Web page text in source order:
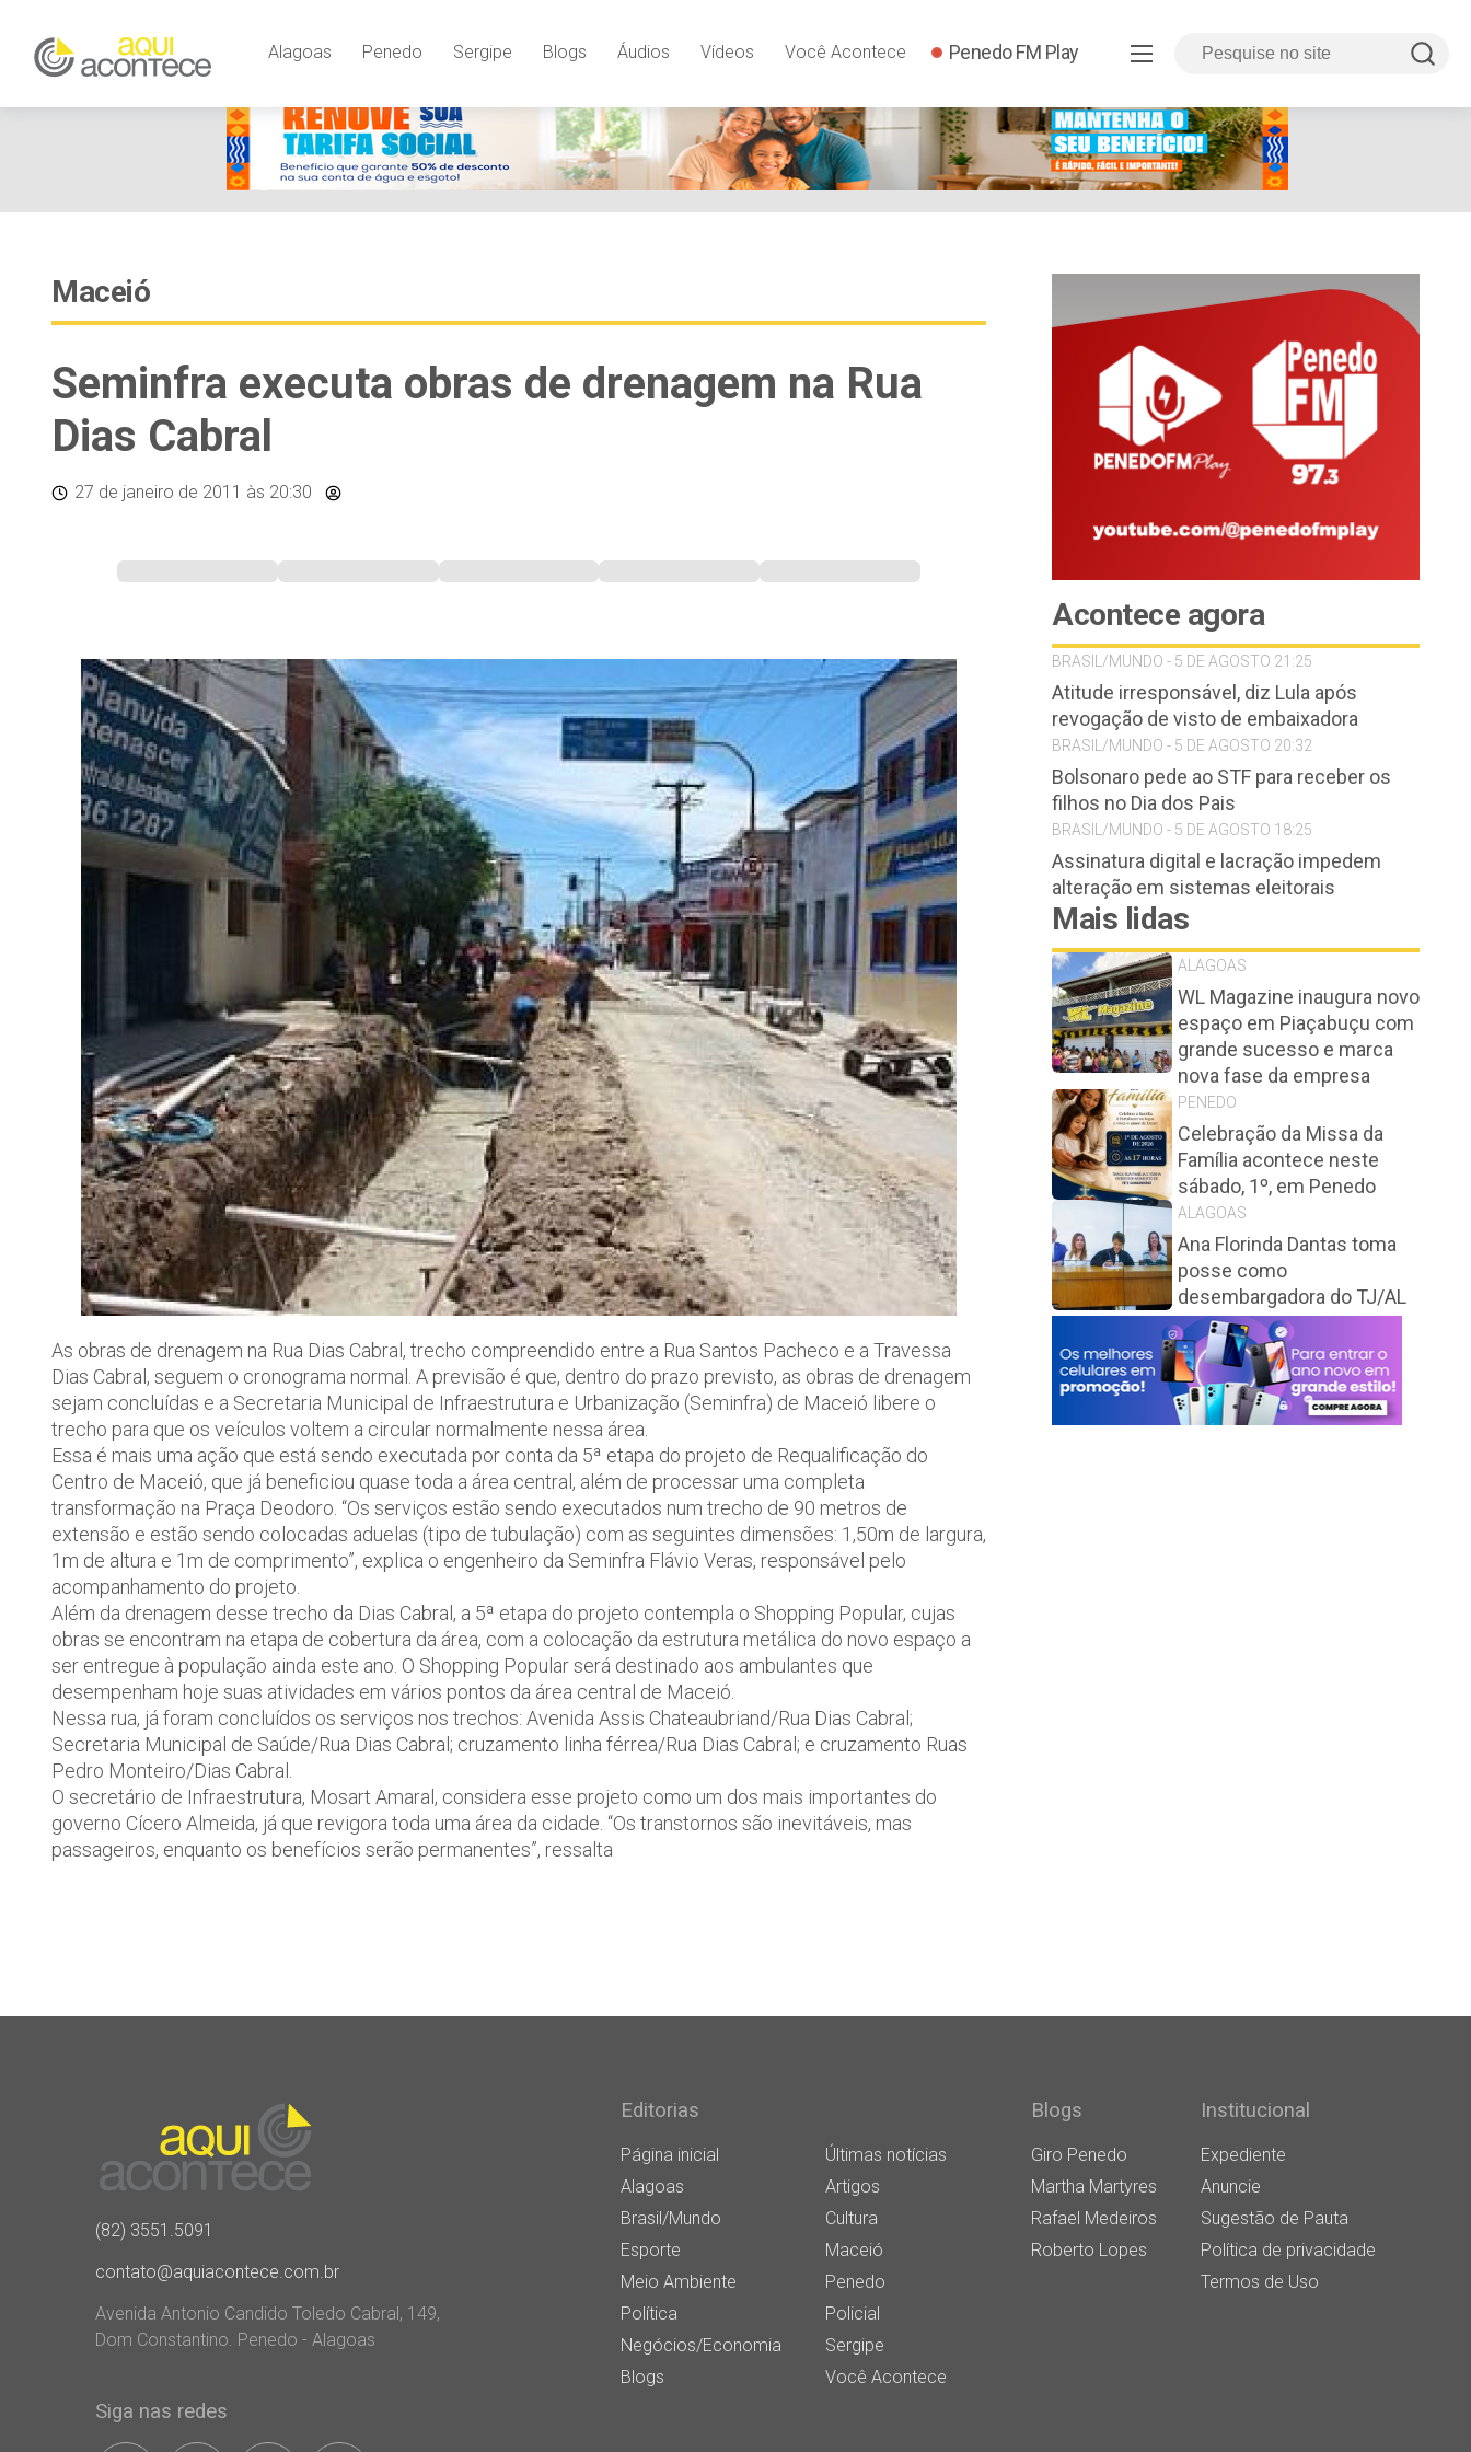
Alagoas Penedo Sergipe Blogs Áudios Vídeos Você Acontece Penedo FM Play
Maceió
Seminfra executa obras de drenagem na Rua
Dias Cabral
27 de janeiro de 2011 às 20:30
As obras de drenagem na Rua Dias Cabral, trecho compreendido entre a Rua Santos Pacheco e a Travessa
Dias Cabral, seguem o cronograma normal. A previsão é que, dentro do prazo previsto, as obras de drenagem
sejam concluídas e a Secretaria Municipal de Infraestrutura e Urbanização (Seminfra) de Maceió libere o
trecho para que os veículos voltem a circular normalmente nessa área.
Essa é mais uma ação que está sendo executada por conta da 5ª etapa do projeto de Requalificação do
Centro de Maceió, que já beneficiou quase toda a área central, além de processar uma completa
transformação na Praça Deodoro. “Os serviços estão sendo executados num trecho de 90 metros de
extensão e estão sendo colocadas aduelas (tipo de tubulação) com as seguintes dimensões: 1,50m de largura,
1m de altura e 1m de comprimento”, explica o engenheiro da Seminfra Flávio Veras, responsável pelo
acompanhamento do projeto.
Além da drenagem desse trecho da Dias Cabral, a 5ª etapa do projeto contempla o Shopping Popular, cujas
obras se encontram na etapa de cobertura da área, com a colocação da estrutura metálica do novo espaço a
ser entregue à população ainda este ano. O Shopping Popular será destinado aos ambulantes que
desempenham hoje suas atividades em vários pontos da área central de Maceió.
Nessa rua, já foram concluídos os serviços nos trechos: Avenida Assis Chateaubriand/Rua Dias Cabral;
Secretaria Municipal de Saúde/Rua Dias Cabral; cruzamento linha férrea/Rua Dias Cabral; e cruzamento Ruas
Pedro Monteiro/Dias Cabral.
O secretário de Infraestrutura, Mosart Amaral, considera esse projeto como um dos mais importantes do
governo Cícero Almeida, já que revigora toda uma área da cidade. “Os transtornos são inevitáveis, mas
passageiros, enquanto os benefícios serão permanentes”, ressalta
Acontece agora
BRASIL/MUNDO - 5 DE AGOSTO 21:25
Atitude irresponsável, diz Lula após
revogação de visto de embaixadora
BRASIL/MUNDO - 5 DE AGOSTO 20:32
Bolsonaro pede ao STF para receber os
filhos no Dia dos Pais
BRASIL/MUNDO - 5 DE AGOSTO 18:25
Assinatura digital e lacração impedem
alteração em sistemas eleitorais
Mais lidas
ALAGOAS
WL Magazine inaugura novo
espaço em Piaçabuçu com
grande sucesso e marca
nova fase da empresa
PENEDO
Celebração da Missa da
Família acontece neste
sábado, 1º, em Penedo
ALAGOAS
Ana Florinda Dantas toma
posse como
desembargadora do TJ/AL
(82) 3551.5091
contato@aquiacontece.com.br
Avenida Antonio Candido Toledo Cabral, 149,
Dom Constantino. Penedo - Alagoas
Siga nas redes
Editorias
Página inicial
Últimas notícias
Alagoas
Artigos
Brasil/Mundo
Cultura
Esporte
Maceió
Meio Ambiente
Penedo
Política
Policial
Negócios/Economia
Sergipe
Blogs
Você Acontece
Blogs
Giro Penedo
Martha Martyres
Rafael Medeiros
Roberto Lopes
Institucional
Expediente
Anuncie
Sugestão de Pauta
Política de privacidade
Termos de Uso